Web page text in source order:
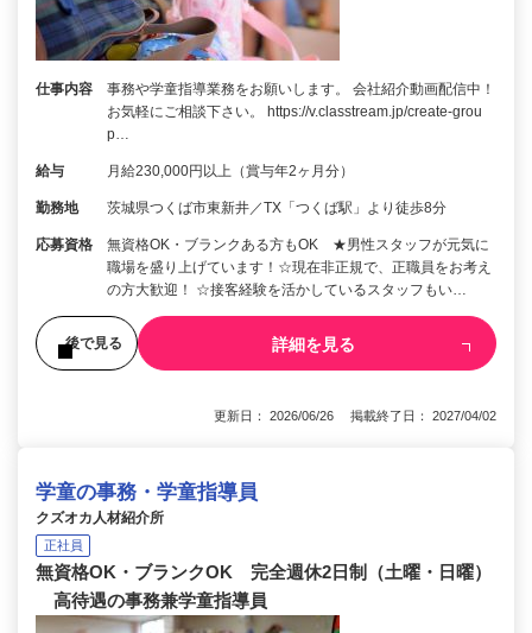
仕事内容
事務や学童指導業務をお願いします。 会社紹介動画配信中！
お気軽にご相談下さい。 https://v.classtream.jp/create-grou
p…
給与 月給230,000円以上（賞与年2ヶ月分）
勤務地 茨城県つくば市東新井／TX「つくば駅」より徒歩8分
応募資格
無資格OK・ブランクある方もOK ★男性スタッフが元気に
職場を盛り上げています！☆現在非正規で、正職員をお考え
の方大歓迎！ ☆接客経験を活かしているスタッフもい…
後で見る 詳細を見る
更新日： 2026/06/26 掲載終了日： 2027/04/02
学童の事務・学童指導員
クズオカ人材紹介所
正社員
無資格OK・ブランクOK 完全週休2日制（土曜・日曜）
高待遇の事務兼学童指導員